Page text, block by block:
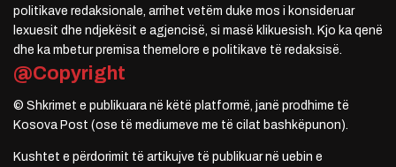
politikave redaksionale, arrihet vetëm duke mos i konsideruar
lexuesit dhe ndjekësit e agjencisë, si masë klikuesish. Kjo ka qenë
dhe ka mbetur premisa themelore e politikave të redaksisë.
@Copyright
© Shkrimet e publikuara në këtë platformë, janë prodhime të
Kosova Post (ose të mediumeve me të cilat bashkëpunon).
Kushtet e përdorimit të artikujve të publikuar në uebin e